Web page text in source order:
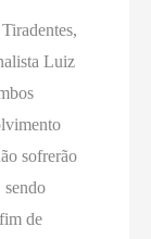
Luiz
sofrerão
sendo
de